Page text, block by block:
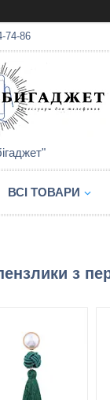
74-86
ВСІ ТОВАРИ
з